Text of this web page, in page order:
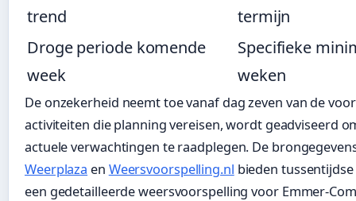
trend
termijn
Droge periode komende
week
Specifieke
weken
De onzekerheid neemt toe vanaf dag zeven van de
activiteiten die planning vereisen, wordt geadviseerd
actuele verwachtingen te raadplegen. De
Weerplaza en Weersvoorspelling.nl bieden
een gedetailleerde weersvoorspelling voor Emmer-